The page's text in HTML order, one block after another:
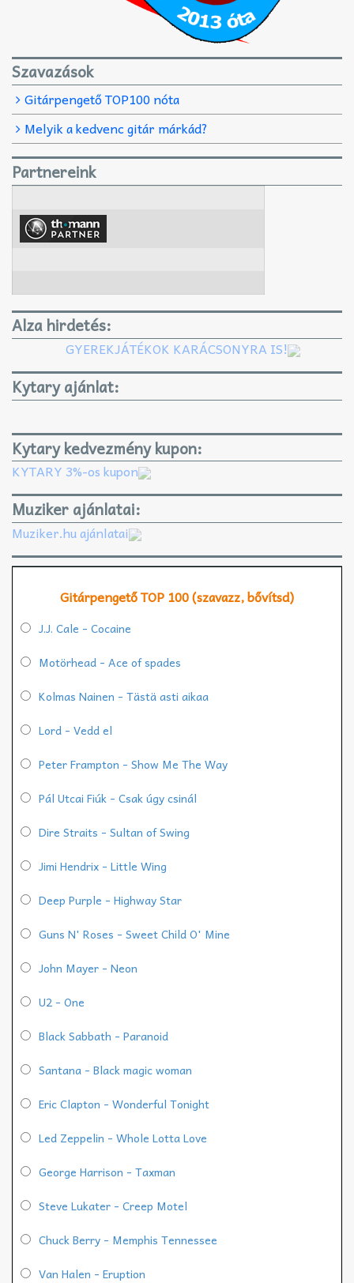
Szavazások
Gitárpengető TOP100 nóta
Melyik a kedvenc gitár márkád?
Partnereink
Alza hirdetés:
GYEREKJÁTÉKOK KARÁCSONYRA IS!
Kytary ajánlat:
Kytary kedvezmény kupon:
KYTARY 3%-os kupon
Muziker ajánlatai:
Muziker.hu ajánlatai
Gitárpengető TOP 100 (szavazz, bővítsd)
J.J. Cale - Cocaine
Motörhead - Ace of spades
Kolmas Nainen - Tästä asti aikaa
Lord - Vedd el
Peter Frampton - Show Me The Way
Pál Utcai Fiúk - Csak úgy csinál
Dire Straits - Sultan of Swing
Jimi Hendrix - Little Wing
Deep Purple - Highway Star
Guns N' Roses - Sweet Child O' Mine
John Mayer - Neon
U2 - One
Black Sabbath - Paranoid
Santana - Black magic woman
Eric Clapton - Wonderful Tonight
Led Zeppelin - Whole Lotta Love
George Harrison - Taxman
Steve Lukater - Creep Motel
Chuck Berry - Memphis Tennessee
Van Halen - Eruption